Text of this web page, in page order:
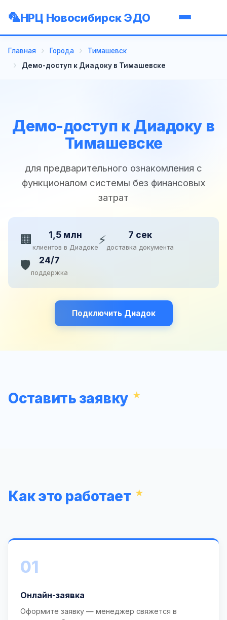
НРЦ Новосибирск ЭДО
Главная Города
Тимашевск
Демо-доступ к Диадоку в Тимашевске
Демо-доступ к Диадоку в
Тимашевске
для предварительного ознакомления с
функционалом системы без финансовых
затрат
🏢 1,5 млн
клиентов в Диадоке⚡ 7 сек
доставка документа
🛡️ 24/7
поддержка
Подключить Диадок
Оставить заявку
Как это работает
01
Онлайн-заявка
Оформите заявку — менеджер свяжется в